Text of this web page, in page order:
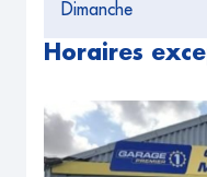
Dimanche
Horaires